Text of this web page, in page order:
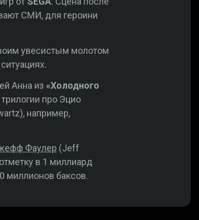
СМИ, для героини
увесистым молотом
Анна из «Холодного
про Эцио
например,
Фаулер (Jeff
в 1 миллиард
миллионов баксов.